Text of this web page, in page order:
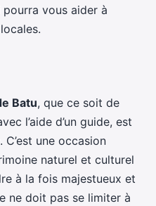
pourra vous aider à
Batu, que ce soit de
l’aide d’un guide, est
une occasion
naturel et culturel
à la fois majestueux et
ne doit pas se limiter à